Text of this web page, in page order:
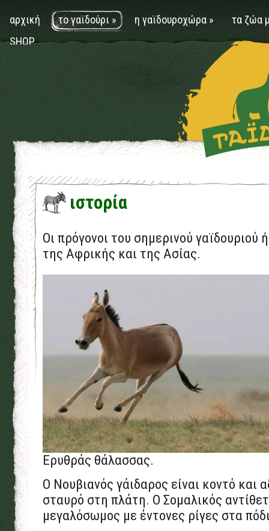
αρχική το γαϊδούρι» η γαϊδουροχώρα »
τα ζώα
SHOP
ιστορία
Οι πρόγονοι του σημερινού γαϊδουριού
της Αφρικής και της Ασίας.
Ερυθράς θάλασσας.
Ο Νουβιανός γάιδαρος είναι κοντό και
σταυρό στη πλάτη. Ο Σομαλικός
μεγαλόσωμος με έντονες ρίγες στα